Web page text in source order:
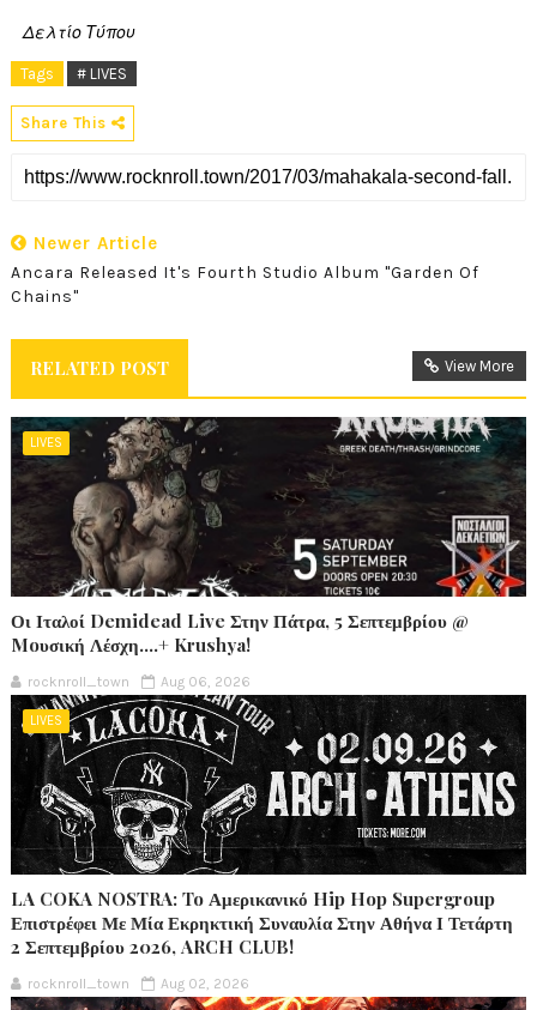
Δελτίο Τύπου
Tags # LIVES
Share This
Newer Article
Ancara Released It's Fourth Studio Album "Garden Of
Chains"
RELATED POST View More
LIVES
Οι Ιταλοί Demidead Live Στην Πάτρα, 5 Σεπτεμβρίου @
Moυσική Λέσχη….+ Krushya!
rocknroll_town Aug 06, 2026
LIVES
LA COKA NOSTRA: To Αμερικανικό Hip Hop Supergroup
Επιστρέφει Με Μία Εκρηκτική Συναυλία Στην Αθήνα Ι Τετάρτη
2 Σεπτεμβρίου 2026, ARCH CLUB!
rocknroll_town Aug 02, 2026